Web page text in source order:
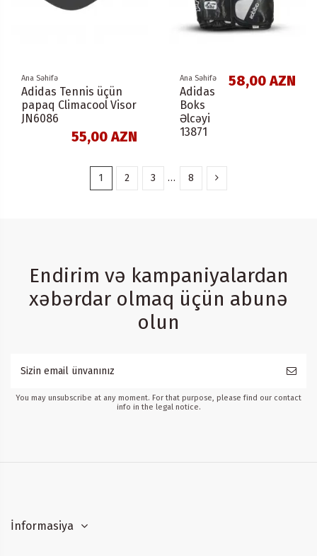
Ana Səhifə
Adidas Tennis üçün
papaq Climacool Visor
JN6086
55,00 AZN
Ana Səhifə
Adidas
Boks
Əlcəyi
13871
58,00 AZN
1 2 3 … 8
Endirim və kampaniyalardan
xəbərdar olmaq üçün abunə
olun
You may unsubscribe at any moment. For that purpose, please find our contact
info in the legal notice.
İnformasiya